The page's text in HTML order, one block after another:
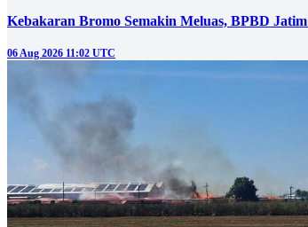
Kebakaran Bromo Semakin Meluas, BPBD
06 Aug 2026 11:02 UTC